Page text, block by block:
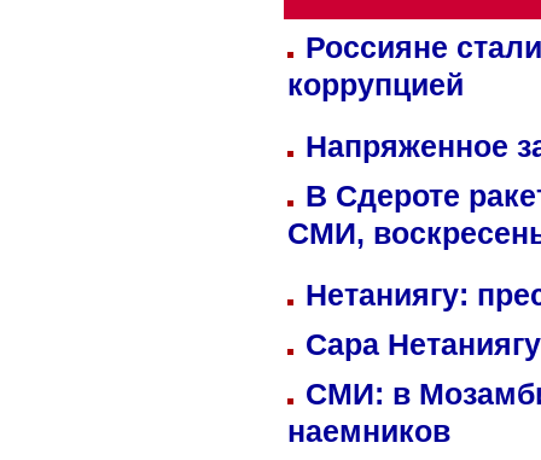
Россияне
коррупцией
Напряженное
В Сдероте
СМИ,
Нетаниягу:
Сара
СМИ: в
наемников